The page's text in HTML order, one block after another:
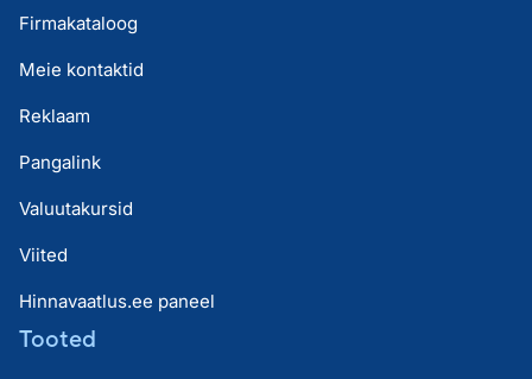
Firmakataloog
Meie kontaktid
Reklaam
Pangalink
Valuutakursid
Viited
Hinnavaatlus.ee paneel
Tooted